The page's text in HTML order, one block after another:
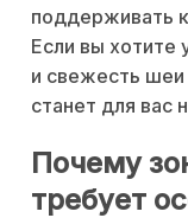
поддерживать
Если вы хотите
и свежесть шеи
станет для вас
Почему
требует